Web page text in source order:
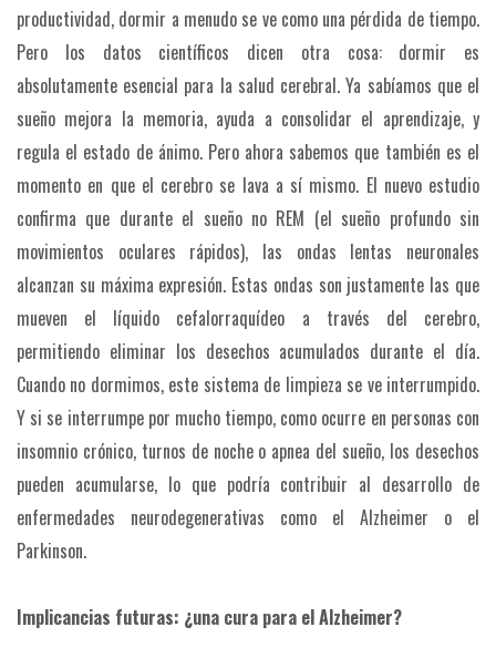
productividad, dormir a menudo se ve como una pérdida de tiempo.
Pero los datos científicos dicen otra cosa: dormir es
absolutamente esencial para la salud cerebral. Ya sabíamos que el
sueño mejora la memoria, ayuda a consolidar el aprendizaje, y
regula el estado de ánimo. Pero ahora sabemos que también es el
momento en que el cerebro se lava a sí mismo. El nuevo estudio
confirma que durante el sueño no REM (el sueño profundo sin
movimientos oculares rápidos), las ondas lentas neuronales
alcanzan su máxima expresión. Estas ondas son justamente las que
mueven el líquido cefalorraquídeo a través del cerebro,
permitiendo eliminar los desechos acumulados durante el día.
Cuando no dormimos, este sistema de limpieza se ve interrumpido.
Y si se interrumpe por mucho tiempo, como ocurre en personas con
insomnio crónico, turnos de noche o apnea del sueño, los desechos
pueden acumularse, lo que podría contribuir al desarrollo de
enfermedades neurodegenerativas como el Alzheimer o el
Parkinson.
Implicancias futuras: ¿una cura para el Alzheimer?